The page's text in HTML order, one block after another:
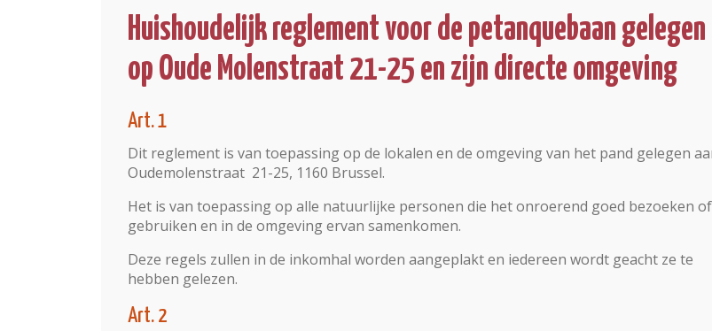
Huishoudelijk reglement voor de petanquebaan gelegen
op Oude Molenstraat 21-25 en zijn directe omgeving
Art. 1
Dit reglement is van toepassing op de lokalen en de omgeving van het pand gelegen
Oudemolenstraat 21-25, 1160 Brussel.
Het is van toepassing op alle natuurlijke personen die het onroerend goed bezoeken of
gebruiken en in de omgeving ervan samenkomen.
Deze regels zullen in de inkomhal worden aangeplakt en iedereen wordt geacht ze te
hebben gelezen.
Art. 2